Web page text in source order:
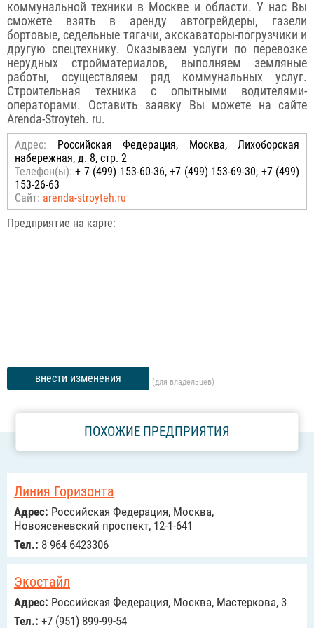
коммунальной техники в Москве и области. У нас Вы
сможете взять в аренду автогрейдеры, газели
бортовые, седельные тягачи, экскаваторы-погрузчики и
другую спецтехнику. Оказываем услуги по перевозке
нерудных стройматериалов, выполняем земляные
работы, осуществляем ряд коммунальных услуг.
Строительная техника с опытными водителями-
операторами. Оставить заявку Вы можете на сайте
Arenda-Stroyteh. ru.
Адрес: Российcкая Федерация, Москва, Лихоборская
набережная, д. 8, стр. 2
Телефон(ы): + 7 (499) 153-60-36, +7 (499) 153-69-30, +7 (499)
153-26-63
Сайт: arenda-stroyteh.ru
Предприятие на карте:
внести изменения (для владельцев)
ПОХОЖИЕ ПРЕДПРИЯТИЯ
Линия Горизонта
Адрес: Российcкая Федерация, Москва,
Новоясеневский проспект, 12-1-641
Тел.: 8 964 6423306
Экостайл
Адрес: Российcкая Федерация, Москва, Мастеркова, 3
Тел.: +7 (951) 899-99-54